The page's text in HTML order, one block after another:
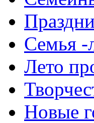
Семья -
Лето
Новые